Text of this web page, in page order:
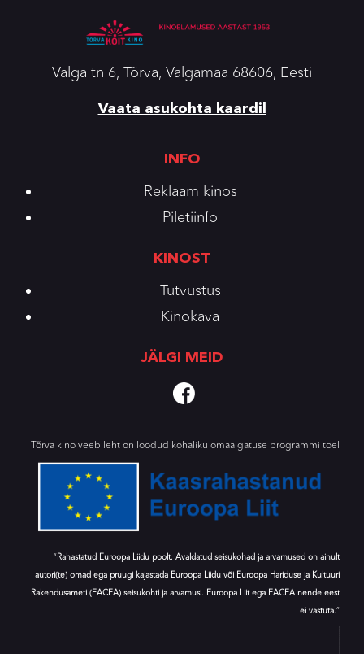
Valga tn 6, Tõrva, Valgamaa 68606, Eesti
Vaata asukohta kaardil
INFO
Reklaam kinos
Piletiinfo
KINOST
Tutvustus
Kinokava
JÄLGI MEID
Tõrva kino veebileht on loodud kohaliku omaalgatuse programmi toel
“Rahastatud Euroopa Liidu poolt. Avaldatud seisukohad ja arvamused on ainult
autori(te) omad ega pruugi kajastada Euroopa Liidu või Euroopa Hariduse ja Kultuuri
Rakendusameti (EACEA) seisukohti ja arvamusi. Euroopa Liit ega EACEA nende eest
ei vastuta.”